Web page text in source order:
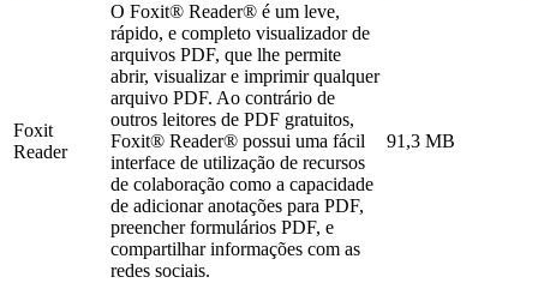
Foxit
Reader
O Foxit® Reader® é um leve,
rápido, e completo visualizador de
arquivos PDF, que lhe permite
abrir, visualizar e imprimir qualquer
arquivo PDF. Ao contrário de
outros leitores de PDF gratuitos,
Foxit® Reader® possui uma fácil
interface de utilização de recursos
de colaboração como a capacidade
de adicionar anotações para PDF,
preencher formulários PDF, e
compartilhar informações com as
redes sociais.
91,3 MB